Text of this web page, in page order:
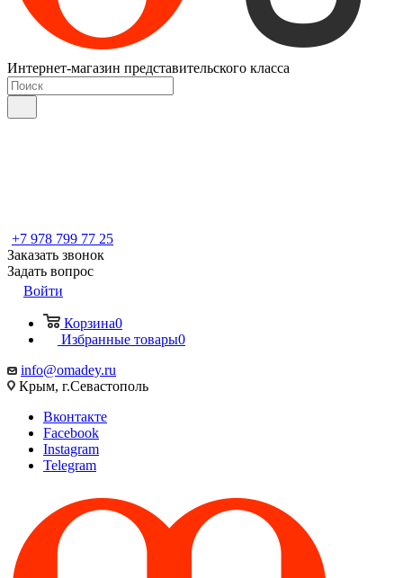
Интернет-магазин представительского класса
+7 978 799 77 25
Заказать звонок
Задать вопрос
Войти
Корзина0
Избранные товары0
info@omadey.ru
Крым, г.Севастополь
Вконтакте
Facebook
Instagram
Telegram